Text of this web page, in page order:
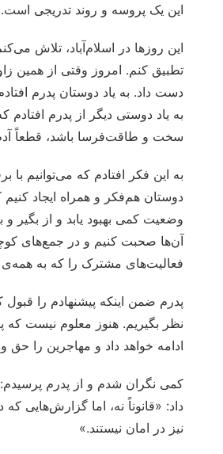
این یک پروسه و روند تدریجی
این روزها در اسلام‌آباد، تلاش
تطبیق کنم. امروز وقتی از همین
دست داد. به یاد دوستان پدرم
به یاد دوستی دیگر از پدرم
سخت و طاقت‌فرسا باشد، قطعاً
به این فکر افتادم که می‌توانیم با
دوستان هم‌فکر و همراه ایجاد کنیم
وضعیت کمی بهبود یابد و از بگیر و
آن‌ها صحبت کنیم و در جمع‌های
فعالیت‌های مشترک را که به همه‌ی
پدرم ضمن اینکه پیشنهادم را
نظر بگیریم. هنوز معلوم نیست که
ادامه خواهد داد و مهاجرین را
کمی نگران شدم و از پدرم پرسیدم:
داد: «قانوناً نه، اما گزارش‌هایی
نیز در امان نیستند.»